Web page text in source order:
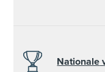
Nationale